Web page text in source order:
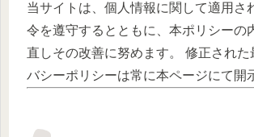
当サイトは、個人情報に関して適用さ
令を遵守するとともに、本ポリシーの
直しその改善に努めます。 修正された
バシーポリシーは常に本ページにて開